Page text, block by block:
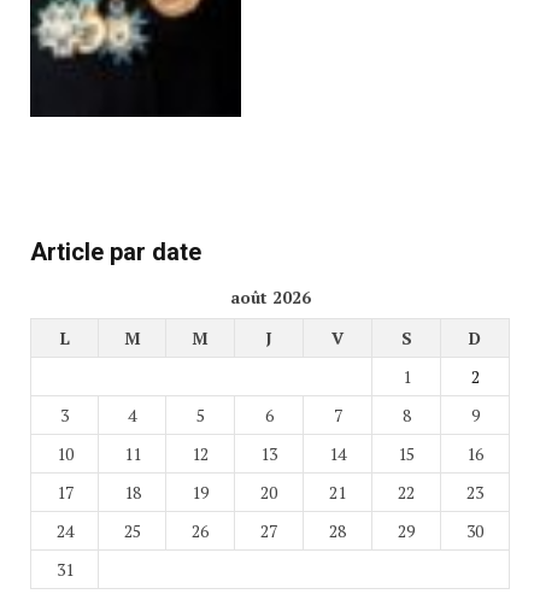
Article par date
août 2026
L
M M J V S
D
1
2
3
4 5 6 7 8
9
10
11 12 13 14 15
16
17
18 19 20 21 22
23
24
25 26 27 28 29
30
31